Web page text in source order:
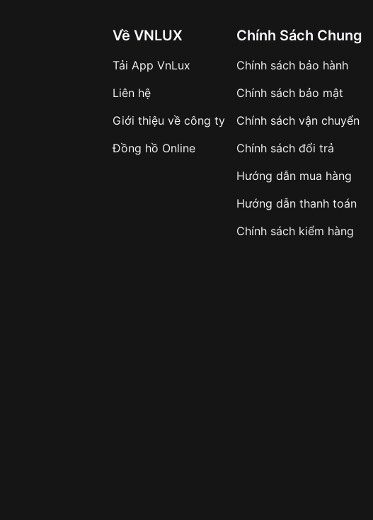
Về VNLUX
Tải App VnLux
Liên hệ
Giới thiệu về công ty
Đồng hồ Online
Chính Sách Chung
Chính sách bảo hành
Chính sách bảo mật
Chính sách vận chuyển
Chính sách đổi trả
Hướng dẫn mua hàng
Hướng dẫn thanh toán
Chính sách kiểm hàng